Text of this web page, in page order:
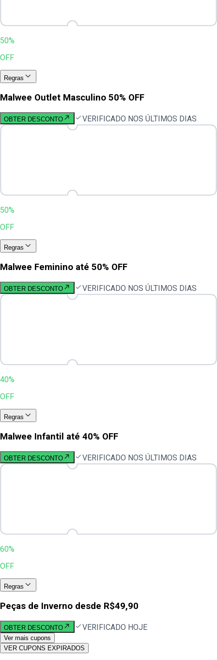
50%
OFF
Regras
Malwee Outlet Masculino 50% OFF
OBTER DESCONTO VERIFICADO NOS ÚLTIMOS DIAS
50%
OFF
Regras
Malwee Feminino até 50% OFF
OBTER DESCONTO VERIFICADO NOS ÚLTIMOS DIAS
40%
OFF
Regras
Malwee Infantil até 40% OFF
OBTER DESCONTO VERIFICADO NOS ÚLTIMOS DIAS
60%
OFF
Regras
Peças de Inverno desde R$49,90
OBTER DESCONTO VERIFICADO HOJE
Ver mais cupons
VER CUPONS EXPIRADOS